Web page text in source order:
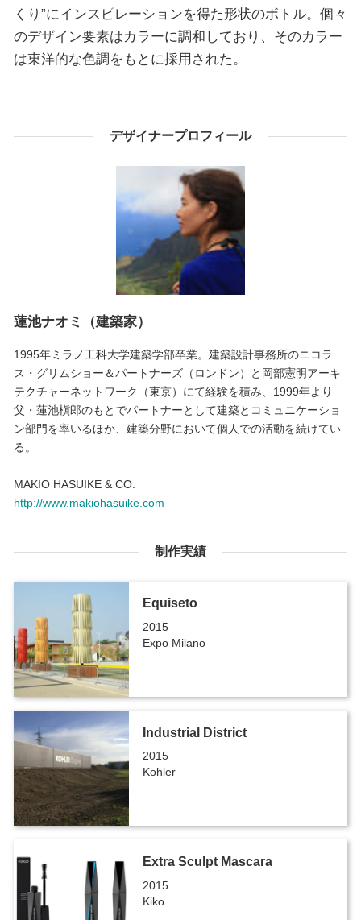
くり”にインスピレーションを得た形状のボトル。個々
のデザイン要素はカラーに調和しており、そのカラー
は東洋的な色調をもとに採用された。
デザイナープロフィール
蓮池ナオミ（建築家）
1995年ミラノ工科大学建築学部卒業。建築設計事務所のニコラ
ス・グリムショー＆パートナーズ（ロンドン）と岡部憲明アーキ
テクチャーネットワーク（東京）にて経験を積み、1999年より
父・蓮池槇郎のもとでパートナーとして建築とコミュニケーショ
ン部門を率いるほか、建築分野において個人での活動を続けてい
る。
MAKIO HASUIKE & CO.
http://www.makiohasuike.com
制作実績
Equiseto
2015
Expo Milano
Industrial District
2015
Kohler
Extra Sculpt Mascara
2015
Kiko